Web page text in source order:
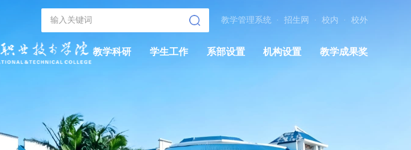
教学管理系统 · 招生网 · 校内 · 校外
教学科研 学生工作 系部设置 机构设置 教学成果奖